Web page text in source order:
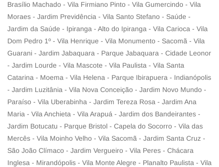
Brasílio Machado - Vila Firmiano Pinto - Vila Gumercindo - Vila
Moraes - Jardim Previdência - Vila Santo Stefano - Saúde -
Jardim da Saúde - Ipiranga - Alto do Ipiranga - Vila Carioca - Vila
Dom Pedro 1º - Vila Henrique - Vila Monumento - Sacomã - Vila
Guarani - Jardim Jabaquara - Parque Jabaquara - Cidade Leonor
- Jardim Lourde - Vila Mascote - Vila Paulista - Vila Santa
Catarina - Moema - Vila Helena - Parque Ibirapuera - Indianópolis
- Jardim Luzitânia - Vila Nova Conceição - Jardim Novo Mundo -
Paraíso - Vila Uberabinha - Jardim Tereza Rosa - Jardim Ana
Maria - Vila Anchieta - Vila Arapuá - Jardim dos Bandeirantes -
Jardim Botucatu - Parque Bristol - Capela do Socorro - Vila das
Mercês - Vila Moinho Velho - Vila Sacomã - Jardim Santa Cruz -
São João Clímaco - Jardim Vergueiro - Vila Peres - Chácara
Inglesa - Mirandópolis - Vila Monte Alegre - Planalto Paulista - Vila